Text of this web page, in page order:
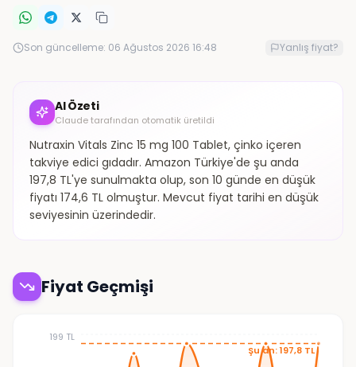
Son güncelleme: 06 Ağustos 2026 16:48 Yanlış fiyat?
AI Özeti
Claude tarafından otomatik üretildi
Nutraxin Vitals Zinc 15 mg 100 Tablet, çinko içeren
takviye edici gıdadır. Amazon Türkiye'de şu anda
197,8 TL'ye sunulmakta olup, son 10 günde en düşük
fiyatı 174,6 TL olmuştur. Mevcut fiyat tarihi en düşük
seviyesinin üzerindedir.
Fiyat Geçmişi
199 TL
Şu an: 197,8 TL